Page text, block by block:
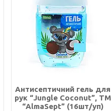
Антисептичний гель для
рук “Jungle Coconut”, ТМ
“AlmaSept” (16шт/уп)